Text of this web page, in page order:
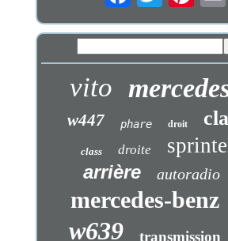
vito
w447 phare droit
class droite
arrière autoradio
mercedes-benz
w639 transmission